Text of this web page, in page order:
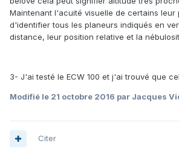
Maintenant l'acuité visuelle de certains leur
d'identifier tous les planeurs indiqués en
distance, leur position relative et la
3- J'ai testé le ECW 100 et j'ai trouvé que
Modifié le 21 octobre 2016 par Jacques
Citer